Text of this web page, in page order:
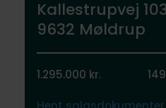
Kallestrupvej
9632 Møldrup
1.295.000 kr.